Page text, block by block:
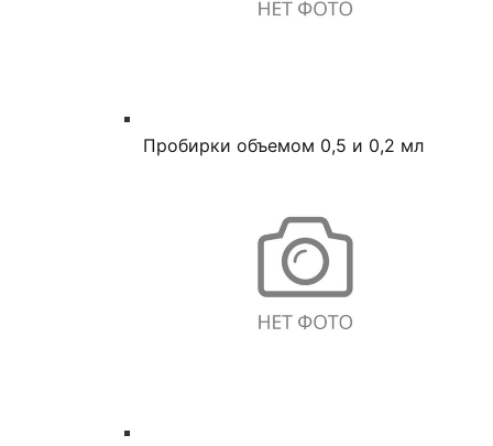
Пробирки объемом 0,5 и 0,2 мл